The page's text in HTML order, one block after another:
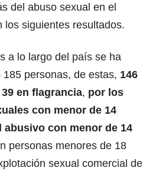
del abuso sexual en el
los siguientes resultados.
a lo largo del país se ha
personas, de estas, 146
en flagrancia, por los
con menor de 14
abusivo con menor de 14
personas menores de 18
sexual comercial de